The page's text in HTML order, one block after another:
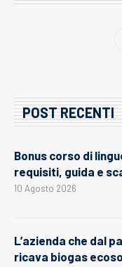
POST RECENTI
Bonus corso di
requisiti, guida e
10 Agosto 2026
L’azienda che dal
ricava biogas